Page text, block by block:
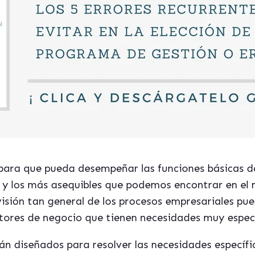
que pueda desempeñar las funciones básicas
los más asequibles que podemos encontrar en
tan general de los procesos empresariales
de negocio que tienen necesidades muy
diseñados para resolver las necesidades